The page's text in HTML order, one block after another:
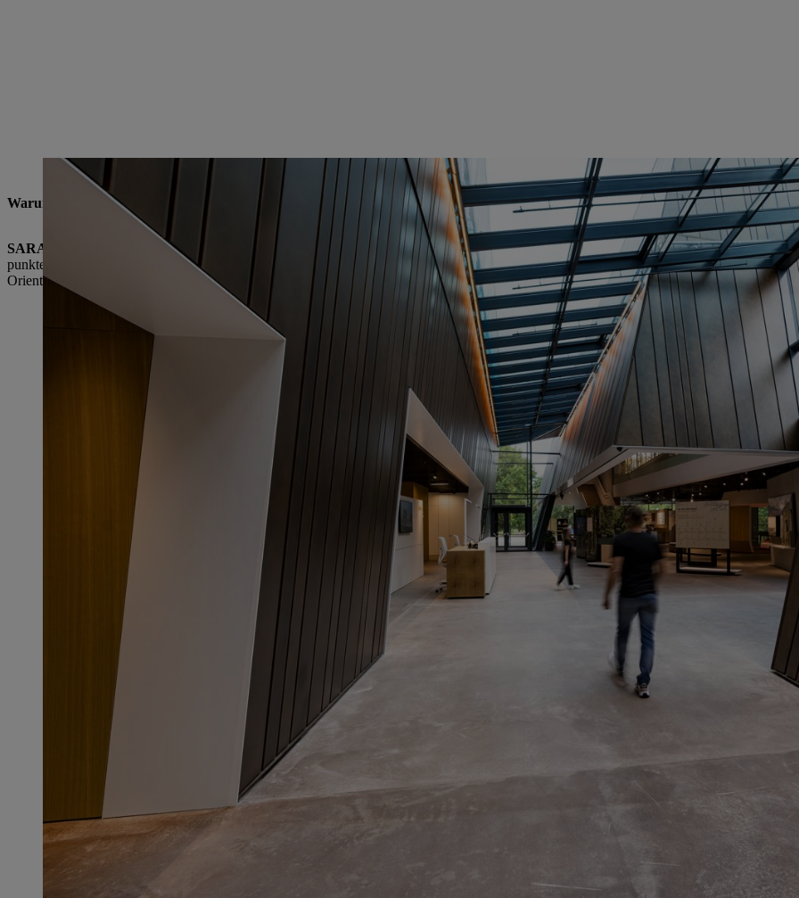
Die markante Fassadengestaltung setzt sich auch im Inneren der STIHL Markenwelt fort. Je nach Tageszeit, Wetter und Lichteinfall verändert sich das Farbspiel der
Warum ist es für STIHL wichtig, in die Marke zu investieren?
SARAH GEWERT
: Kundinnen und Kunden kaufen heutzutage nicht mehr einfach nur ein Produkt, sondern schauen dahinter. Neben
punkten wir auch mit Haltung, Emotionen und dem Kauferlebnis. Speziell in Marktumfeldern mit hohem Wettbewerbsdruck baut eine
Orientierung in der komplexen Kaufentscheidung. STIHL ist zu einer echten Love Brand geworden.
Stichwort Mitarbeitende: Was
SARAH GEWERT: Bei STIHL
wird deutlich, wie sehr sich die
identifizieren, dass sie sich hier
und arbeitet oft nur an einem
schon in den Hintergrund
toller Ort, den wir unseren
ist ein Ort, der mit viel Stolz und
leistet täglich einen wichtigen
PAUL F. SUMALOWITSCH:
nach innen und außen. Die
Gebäude kommt alles
Möglichkeit, STIHL in einem
Produktportfolio erleben zu
vergrößern und die emotionale
für Veranstaltungen, um neuen